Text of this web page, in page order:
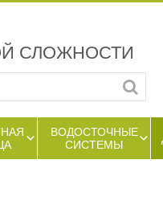
СЛОЖНОСТИ
ВОДОСТОЧНЫЕ
СИСТЕМЫ